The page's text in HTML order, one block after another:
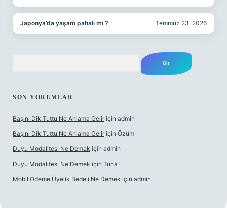
Japonya’da yaşam pahalı mı ? Temmuz 23, 2026
SON YORUMLAR
Başını Dik Tuttu Ne Anlama Gelir için admin
Başını Dik Tuttu Ne Anlama Gelir için Özüm
Duyu Modalitesi Ne Demek için admin
Duyu Modalitesi Ne Demek için Tuna
Mobil Ödeme Üyelik Bedeli Ne Demek için admin